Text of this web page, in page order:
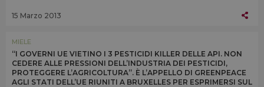
15 Marzo 2013
MIELE
“I GOVERNI UE VIETINO I 3 PESTICIDI KILLER DELLE API. NON
CEDERE ALLE PRESSIONI DELL’INDUSTRIA DEI PESTICIDI,
PROTEGGERE L’AGRICOLTURA”. È L’APPELLO DI GREENPEACE
AGLI STATI DELL’UE RIUNITI A BRUXELLES PER ESPRIMERSI SUL